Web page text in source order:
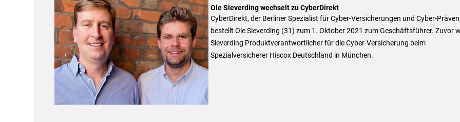
Ole Sieverding wechselt zu CyberDirekt
CyberDirekt, der Berliner Spezialist für Cyber-Versicherungen und Cyber-
bestellt Ole Sieverding (31) zum 1. Oktober 2021 zum Geschäftsführer. Zuvor
Sieverding Produktverantwortlicher für die Cyber-Versicherung beim
Spezialversicherer Hiscox Deutschland in München.